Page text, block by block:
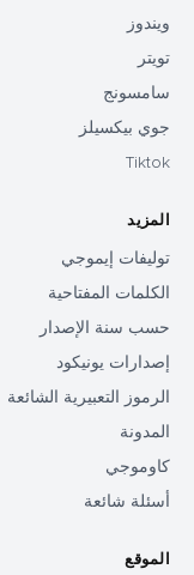
ويندوز
تويتر
سامسونج
جوي بيكسيلز
Tiktok
المزيد
توليفات إيموجي
الكلمات المفتاحية
حسب سنة الإصدار
إصدارات يونيكود
الرموز التعبيرية الشائعة
المدونة
كاوموجي
أسئلة شائعة
الموقع